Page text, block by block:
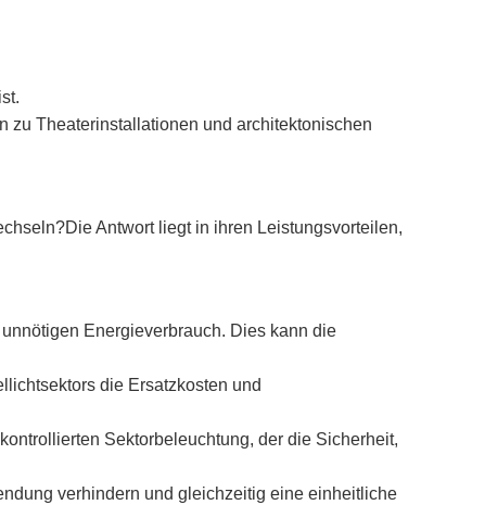
zu Theaterinstallationen und architektonischen
Die Antwort liegt in ihren Leistungsvorteilen,
Energieverbrauch. Dies kann die
die Ersatzkosten und
Sektorbeleuchtung, der die Sicherheit,
verhindern und gleichzeitig eine einheitliche